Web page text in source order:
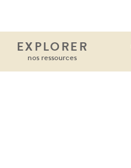
EXPLORER
nos ressources